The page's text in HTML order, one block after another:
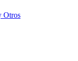
Otros